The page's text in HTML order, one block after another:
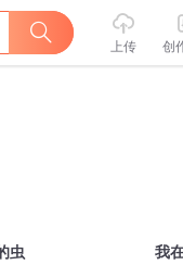
上传 创
虫
我